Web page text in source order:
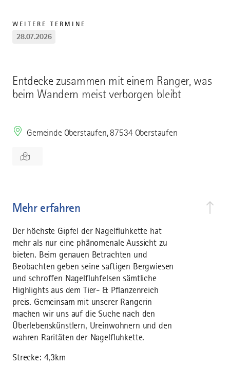
Entdecke zusammen mit einem Ranger, was
beim Wandern meist verborgen bleibt
Gemeinde Oberstaufen, 87534 Oberstaufen
Mehr erfahren
Der höchste Gipfel der Nagelfluhkette hat
mehr als nur eine phänomenale Aussicht zu
bieten. Beim genauen Betrachten und
Beobachten geben seine saftigen Bergwiesen
und schroffen Nagelfluhfelsen sämtliche
Highlights aus dem Tier- & Pflanzenreich
preis. Gemeinsam mit unserer Rangerin
machen wir uns auf die Suche nach den
Überlebenskünstlern, Ureinwohnern und den
wahren Raritäten der Nagelfluhkette.
Strecke: 4,3km
WEITERE TERMINE
28.07.2026